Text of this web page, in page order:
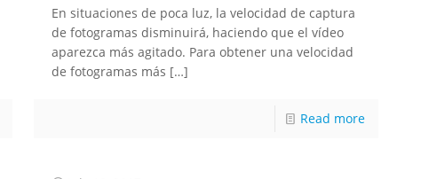
En situaciones de poca luz, la velocidad de captura
de fotogramas disminuirá, haciendo que el vídeo
aparezca más agitado. Para obtener una velocidad
de fotogramas más […]
Read more